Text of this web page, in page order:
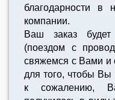
благодарности
компании.
Ваш заказ
(поездом с
свяжемся с Вами и
для того, чтобы Вы
к сожалению,